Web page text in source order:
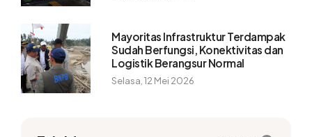
Mayoritas Infrastruktur Terdampak
Sudah Berfungsi, Konektivitas dan
Logistik Berangsur Normal
Selasa, 12 Mei 2026